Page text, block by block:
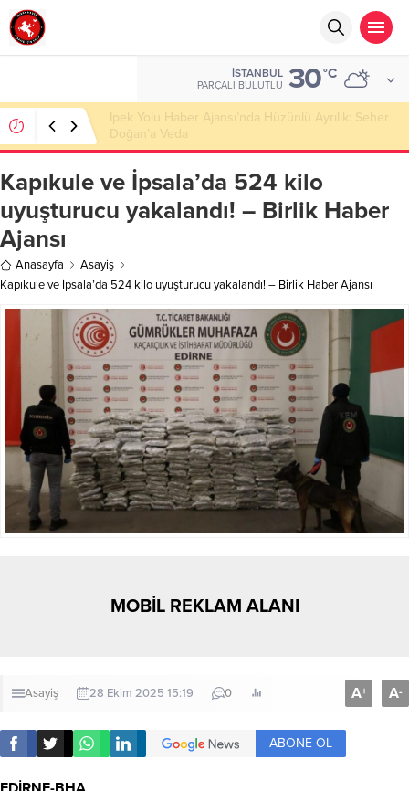
İSTANBUL
PARÇALI BULUTLU 30°C
Başkan Nihat Öztürk, Şanahan’da Hacı Eryaman’a
Misafir Oldu
Kapıkule ve İpsala’da 524 kilo
uyuşturucu yakalandı! – Birlik Haber
Ajansı
Anasayfa
Asayiş
Kapıkule ve İpsala’da 524 kilo uyuşturucu yakalandı! – Birlik Haber Ajansı
MOBİL REKLAM ALANI
Asayiş 28 Ekim 2025 15:19 0 A+ A-
ABONE OL